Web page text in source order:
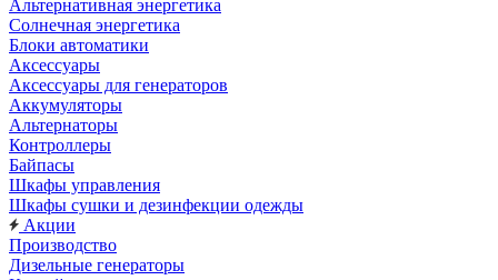
Альтернативная энергетика
Солнечная энергетика
Блоки автоматики
Аксессуары
Аксессуары для генераторов
Аккумуляторы
Альтернаторы
Контроллеры
Байпасы
Шкафы управления
Шкафы сушки и дезинфекции одежды
Акции
Производство
Дизельные генераторы